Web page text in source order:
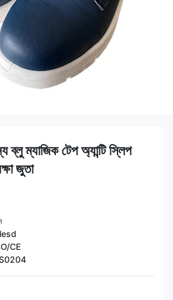
ব্লু ম্যাজিক টেপ অ্যান্টি স্লিপ
জুতা
CE